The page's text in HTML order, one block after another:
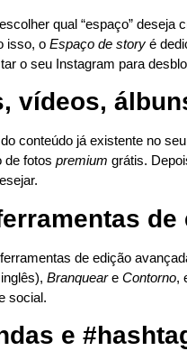
qual “espaço” deseja
isso, o Espaço de story é
o seu Instagram para
vídeos,
conteúdo já existente no
de fotos premium grátis.
de edição
Branqueare Contorno,
social.
e